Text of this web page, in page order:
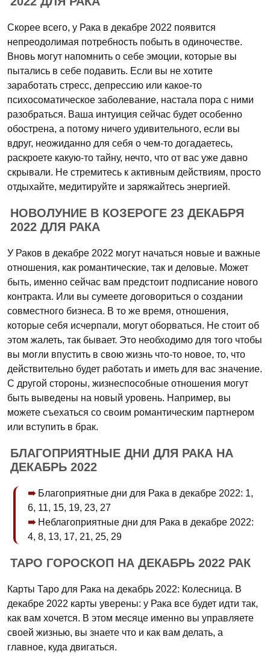
Скорее всего, у Рака в декабре 2022 появится
непреодолимая потребность побыть в одиночестве.
Вновь могут напомнить о себе эмоции, которые вы
пытались в себе подавить. Если вы не хотите
заработать стресс, депрессию или какое-то
психосоматическое заболевание, настала пора с ними
разобраться. Ваша интуиция сейчас будет особенно
обострена, а потому ничего удивительного, если вы
вдруг, неожиданно для себя о чем-то догадаетесь,
раскроете какую-то тайну, нечто, что от вас уже давно
скрывали. Не стремитесь к активным действиям, просто
отдыхайте, медитируйте и заряжайтесь энергией.
НОВОЛУНИЕ В КОЗЕРОГЕ 23 ДЕКАБРЯ
2022 ДЛЯ РАКА
У Раков в декабре 2022 могут начаться новые и важные
отношения, как романтические, так и деловые. Может
быть, именно сейчас вам предстоит подписание нового
контракта. Или вы сумеете договориться о создании
совместного бизнеса. В то же время, отношения,
которые себя исчерпали, могут оборваться. Не стоит об
этом жалеть, так бывает. Это необходимо для того чтобы
вы могли впустить в свою жизнь что-то новое, то, что
действительно будет работать и иметь для вас значение.
С другой стороны, жизнеспособные отношения могут
быть выведены на новый уровень. Например, вы
можете съехаться со своим романтическим партнером
или вступить в брак.
БЛАГОПРИЯТНЫЕ ДНИ ДЛЯ РАКА НА
ДЕКАБРЬ 2022
Благоприятные дни для Рака в декабре 2022: 1,
6, 11, 15, 19, 23, 27
Неблагоприятные дни для Рака в декабре 2022:
4, 8, 13, 17, 21, 25, 29
ТАРО ГОРОСКОП НА ДЕКАБРЬ 2022 РАК
Карты Таро для Рака на декабрь 2022: Колесница. В
декабре 2022 карты уверены: у Рака все будет идти так,
как вам хочется. В этом месяце именно вы управляете
своей жизнью, вы знаете что и как вам делать, а
главное, куда двигаться.